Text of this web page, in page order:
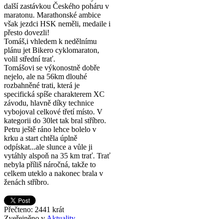
další zastávkou Českého poháru v
maratonu. Marathonské ambice
však jezdci HSK neměli, medaile i
přesto dovezli!
Tomáš,i vhledem k nedělnímu
plánu jet Bikero cyklomaraton,
volil střední trať.
Tomášovi se výkonostně dobře
nejelo, ale na 56km dlouhé
rozbahněné trati, která je
specifická spíše charakterem XC
závodu, hlavně díky technice
vybojoval celkové třetí místo. V
kategorii do 30let tak bral stříbro.
Petru ještě ráno lehce bolelo v
krku a start chtěla úplně
odpískat...ale slunce a vůle ji
vytáhly alspoň na 35 km trať. Trať
nebyla příliš náročná, takže to
celkem uteklo a nakonec brala v
ženách stříbro.
Přečteno: 2441 krát